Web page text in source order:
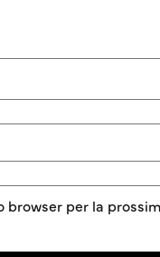
browser per la